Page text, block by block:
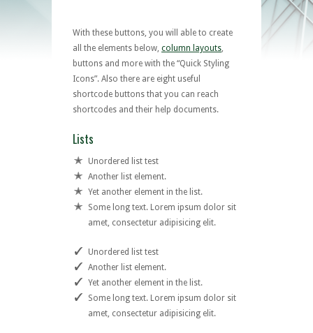
With these buttons, you will able to create
all the elements below, column layouts,
buttons and more with the “Quick Styling
Icons”. Also there are eight useful
shortcode buttons that you can reach
shortcodes and their help documents.
Lists
Unordered list test
Another list element.
Yet another element in the list.
Some long text. Lorem ipsum dolor sit
amet, consectetur adipisicing elit.
Unordered list test
Another list element.
Yet another element in the list.
Some long text. Lorem ipsum dolor sit
amet, consectetur adipisicing elit.